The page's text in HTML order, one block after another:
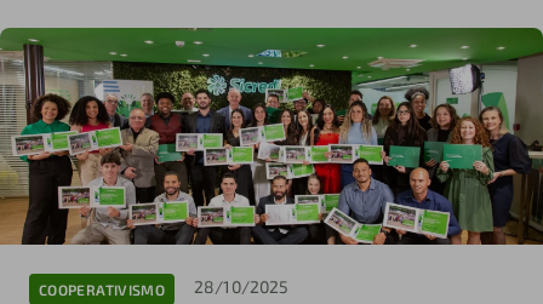
COOPERATIVISMO 28/10/2025